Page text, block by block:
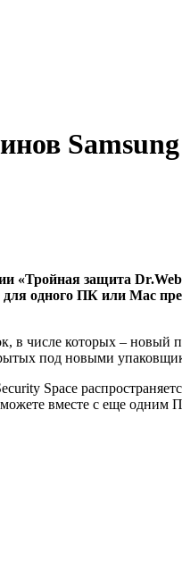
«Тройная защита
одного ПК или Мас
числе которых – новый
под новыми
Space
вместе с еще